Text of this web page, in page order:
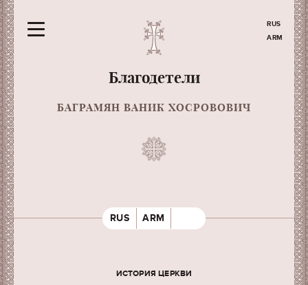
RUS
ARM
Благодетели
БАГРАМЯН ВАНИК ХОСРОВОВИЧ
RUS ARM
ИСТОРИЯ ЦЕРКВИ